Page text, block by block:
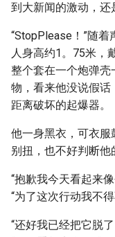
到大新闻的激动，还
“StopPlease！”随
人身高约1。75米，
整个套在一个炮弹
物，看来他没说假
距离破坏的起爆器。
他一身黑衣，可衣
别扭，也不好判断他
“抱歉我今天看起来
“为了这次行动我不
“还好我已经把它脱